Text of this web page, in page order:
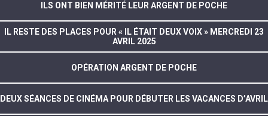
ILS ONT BIEN MÉRITÉ LEUR ARGENT DE POCHE
IL RESTE DES PLACES POUR « IL ÉTAIT DEUX VOIX » MERCREDI 23
AVRIL 2025
OPÉRATION ARGENT DE POCHE
DEUX SÉANCES DE CINÉMA POUR DÉBUTER LES VACANCES D’AVRIL